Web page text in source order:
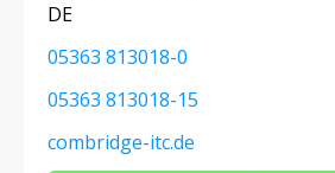
DE
05363 813018-0
05363 813018-15
combridge-itc.de